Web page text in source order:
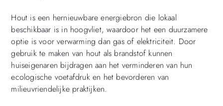
Hout is een hernieuwbare energiebron die lokaal
beschikbaar is in hoogvliet, waardoor het een duurzamere
optie is voor verwarming dan gas of elektriciteit. Door
gebruik te maken van hout als brandstof kunnen
huiseigenaren bijdragen aan het verminderen van hun
ecologische voetafdruk en het bevorderen van
milieuvriendelijke praktijken.